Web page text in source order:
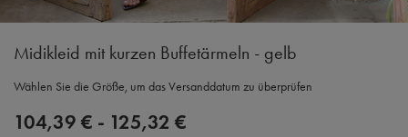
Midikleid mit kurzen Buffetärmeln - gelb
Wählen Sie die Größe, um das Versanddatum zu überprüfen
104,39 € - 125,32 €